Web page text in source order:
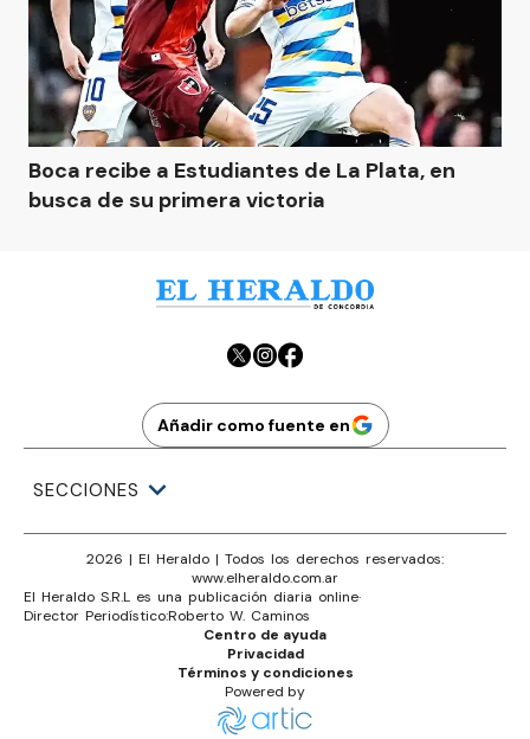
Boca recibe a Estudiantes de La Plata, en
busca de su primera victoria
Añadir como fuente en
SECCIONES
2026 | El Heraldo | Todos los derechos reservados:
www.elheraldo.com.ar
El Heraldo S.R.L es una publicación diaria online·
Director Periodístico:Roberto W. Caminos
Términos y condiciones
Privacidad
Centro de ayuda
Powered by